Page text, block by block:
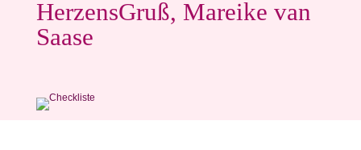
HerzensGruß, Mareike van
Saase